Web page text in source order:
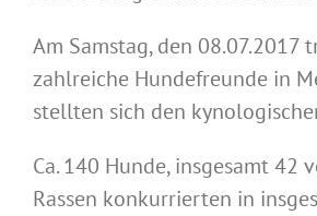
Am Samstag, den 08.07.2017
zahlreiche Hundefreunde in
stellten sich den
Ca. 140 Hunde, insgesamt 42
Rassen konkurrierten in